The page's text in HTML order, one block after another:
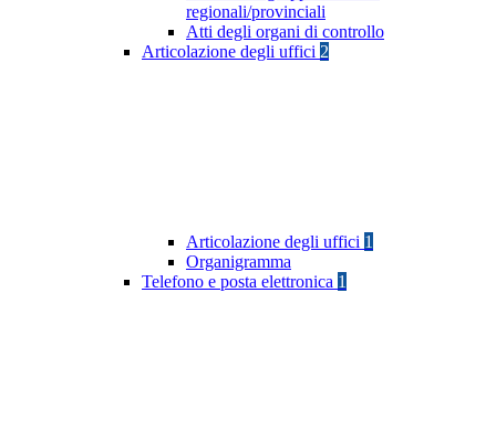
regionali/provinciali
Atti degli organi di controllo
Articolazione degli uffici 2
Articolazione degli uffici 1
Organigramma
Telefono e posta elettronica 1